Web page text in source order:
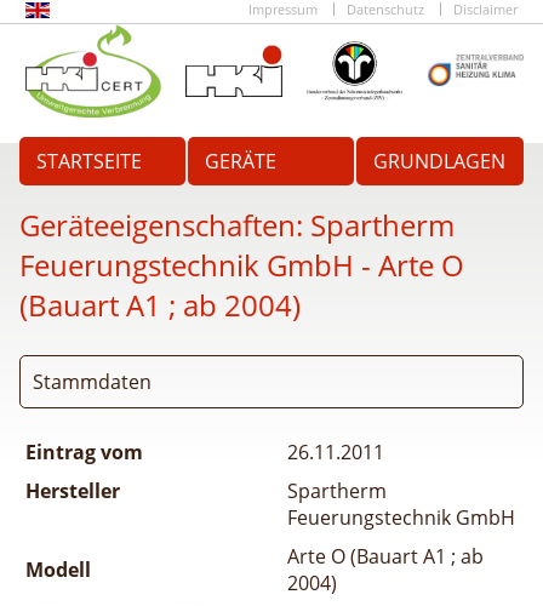
Impressum Datenschutz Disclaimer
STARTSEITE GERÄTE GRUNDLAGEN
Geräteeigenschaften: Spartherm
Feuerungstechnik GmbH - Arte O
(Bauart A1 ; ab 2004)
Stammdaten
Eintrag vom
26.11.2011
Hersteller
Spartherm
Feuerungstechnik GmbH
Modell
Arte O (Bauart A1 ; ab
2004)